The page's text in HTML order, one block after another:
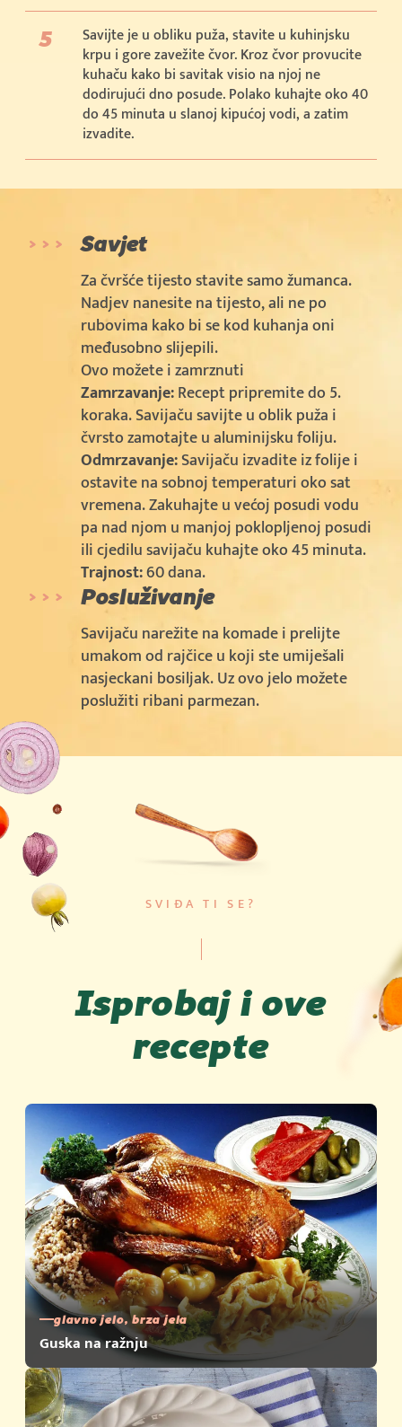
Savijte je u obliku puža, stavite u kuhinjsku
krpu i gore zavežite čvor. Kroz čvor provucite
kuhaču kako bi savitak visio na njoj ne
dodirujući dno posude. Polako kuhajte oko 40
do 45 minuta u slanoj kipućoj vodi, a zatim
izvadite.
Savjet
Za čvršće tijesto stavite samo žumanca.
Nadjev nanesite na tijesto, ali ne po
rubovima kako bi se kod kuhanja oni
međusobno slijepili.
Ovo možete i zamrznuti
Zamrzavanje:Recept pripremite do 5.
koraka. Savijaču savijte u oblik puža i
čvrsto zamotajte u aluminijsku foliju.
Odmrzavanje:Savijaču izvadite iz folije i
ostavite na sobnoj temperaturi oko sat
vremena. Zakuhajte u većoj posudi vodu
pa nad njom u manjoj poklopljenoj posudi
ili cjedilu savijaču kuhajte oko 45 minuta.
Trajnost:60 dana.
Posluživanje
Savijaču narežite na komade i prelijte
umakom od rajčice u koji ste umiješali
nasjeckani bosiljak. Uz ovo jelo možete
poslužiti ribani parmezan.
SVIĐA TI SE?
Isprobaj i ove
recepte
glavno jelo, brza jela
Guska na ražnju